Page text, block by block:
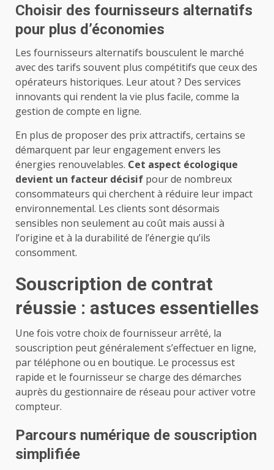
Choisir des fournisseurs alternatifs
pour plus d’économies
Les fournisseurs alternatifs bousculent le marché
avec des tarifs souvent plus compétitifs que ceux des
opérateurs historiques. Leur atout ? Des services
innovants qui rendent la vie plus facile, comme la
gestion de compte en ligne.
En plus de proposer des prix attractifs, certains se
démarquent par leur engagement envers les
énergies renouvelables. Cet aspect écologique
devient un facteur décisif pour de nombreux
consommateurs qui cherchent à réduire leur impact
environnemental. Les clients sont désormais
sensibles non seulement au coût mais aussi à
l’origine et à la durabilité de l’énergie qu’ils
consomment.
Souscription de contrat
réussie : astuces essentielles
Une fois votre choix de fournisseur arrêté, la
souscription peut généralement s’effectuer en ligne,
par téléphone ou en boutique. Le processus est
rapide et le fournisseur se charge des démarches
auprès du gestionnaire de réseau pour activer votre
compteur.
Parcours numérique de souscription
simplifiée